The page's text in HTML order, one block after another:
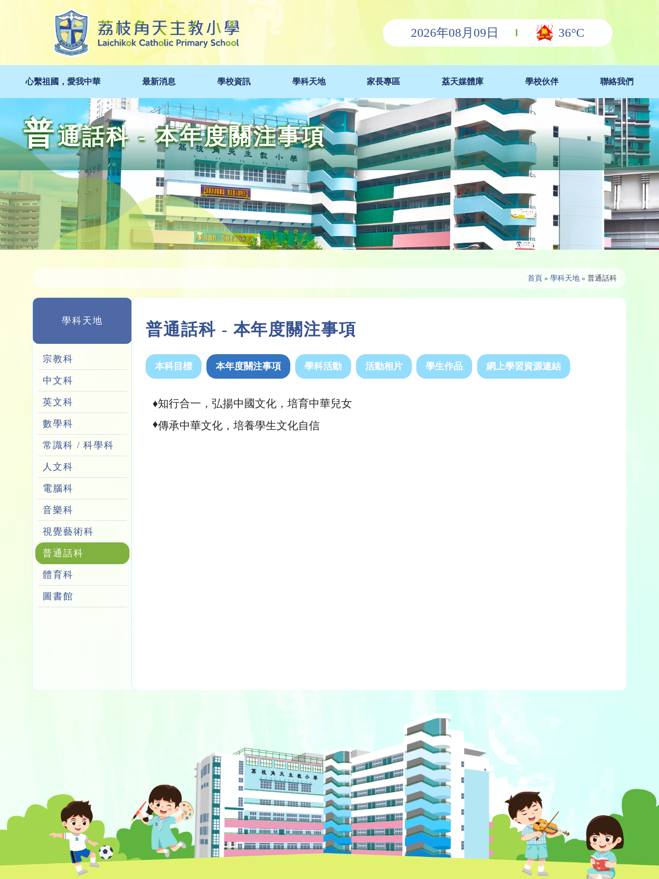
2026年08月09日 36°C
心繫祖國，愛我中華 最新消息 學校資訊 學科天地 家長專區 荔天媒體庫 學校伙伴 聯絡我們
普通話科 - 本年度關注事項
首頁» 學科天地» 普通話科
學科天地
宗教科
中文科
英文科
數學科
常識科 / 科學科
人文科
電腦科
音樂科
視覺藝術科
普通話科
體育科
圖書館
普通話科 - 本年度關注事項
本科目標 本年度關注事項 學科活動 活動相片 學生作品 網上學習資源連結
♦知行合一，弘揚中國文化，培育中華兒女
♦傳承中華文化，培養學生文化自信